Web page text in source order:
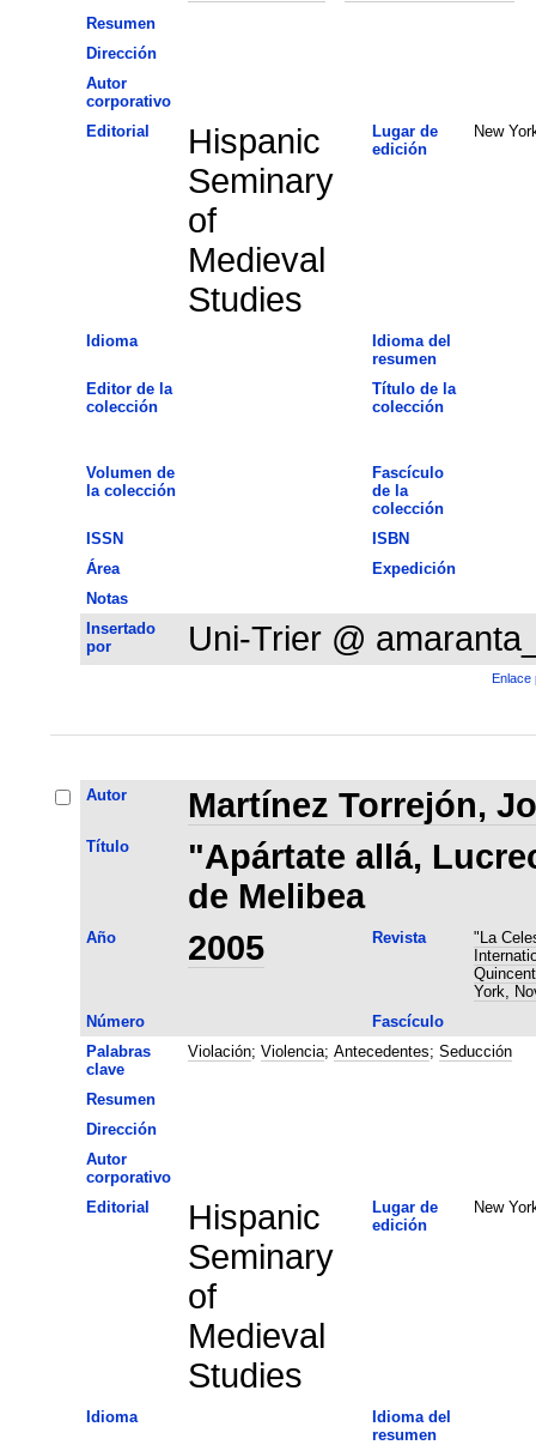
Resumen
Dirección
Autor
corporativo
Editorial
Hispanic
Seminary
of
Medieval
Studies
Lugar de
edición
New
Idioma
Idioma del
resumen
Editor de la
colección
Título de la
colección
Volumen de
la colección
Fascículo
de la
colección
ISSN
ISBN
Área
Expedición
Notas
Insertado
por
Uni-Trier @
Enlace
Autor Martínez Torrejón,
Título
"Apártate allá,
de Melibea
Año 2005 Revista
"La
York,
Número
Fascículo
Palabras
clave
Violación; Violencia; Antecedentes; Seducción
Resumen
Dirección
Autor
corporativo
Editorial
Hispanic
Seminary
of
Medieval
Studies
Lugar de
edición
New
Idioma
Idioma del
resumen